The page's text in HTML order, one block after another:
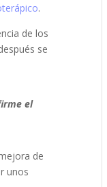
.
de los
se
el
de
unos